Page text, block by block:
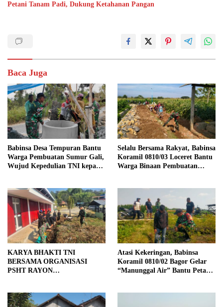
Petani Tanam Padi, Dukung Ketahanan Pangan
Baca Juga
Babinsa Desa Tempuran Bantu
Warga Pembuatan Sumur Gali,
Wujud Kepedulian TNI kepada
Selalu Bersama Rakyat, Babinsa
Koramil 0810/03 Loceret Bantu
Warga Binaan Pembuatan
KARYA BHAKTI TNI
BERSAMA ORGANISASI
PSHT RAYON
ROYONG DAN
Atasi Kekeringan, Babinsa
Koramil 0810/02 Bagor Gelar
“Manunggal Air” Bantu Petani